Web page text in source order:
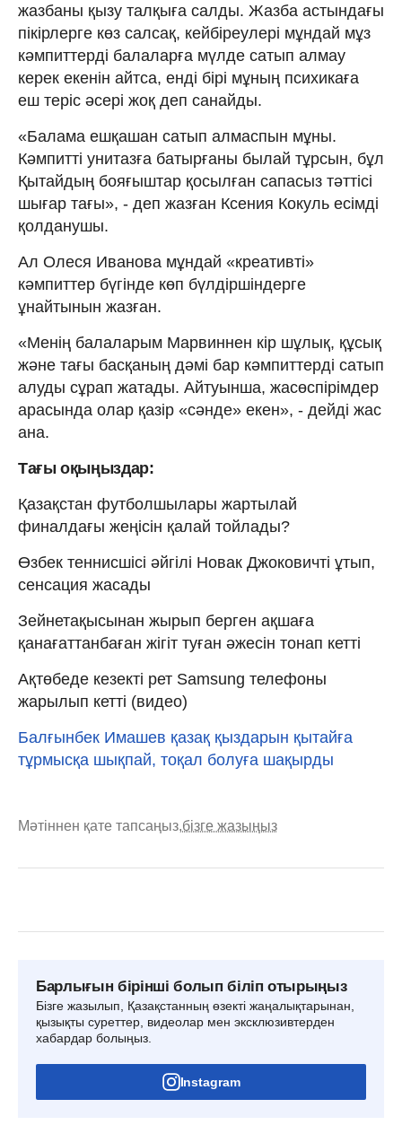
жазбаны қызу талқыға салды. Жазба астындағы
пікірлерге көз салсақ, кейбіреулері мұндай мұз
кәмпиттерді балаларға мүлде сатып алмау
керек екенін айтса, енді бірі мұның психикаға
еш теріс әсері жоқ деп санайды.
«Балама ешқашан сатып алмаспын мұны.
Кәмпитті унитазға батырғаны былай тұрсын, бұл
Қытайдың бояғыштар қосылған сапасыз тәттісі
шығар тағы», - деп жазған Ксения Кокуль есімді
қолданушы.
Ал Олеся Иванова мұндай «креативті»
кәмпиттер бүгінде көп бүлдіршіндерге
ұнайтынын жазған.
«Менің балаларым Марвиннен кір шұлық, құсық
және тағы басқаның дәмі бар кәмпиттерді сатып
алуды сұрап жатады. Айтуынша, жасөспірімдер
арасында олар қазір «сәнде» екен», - дейді жас
ана.
Тағы оқыңыздар:
Қазақстан футболшылары жартылай
финалдағы жеңісін қалай тойлады?
Өзбек теннисшісі әйгілі Новак Джоковичті ұтып,
сенсация жасады
Зейнетақысынан жырып берген ақшаға
қанағаттанбаған жігіт туған әжесін тонап кетті
Ақтөбеде кезекті рет Samsung телефоны
жарылып кетті (видео)
Балғынбек Имашев қазақ қыздарын қытайға
тұрмысқа шықпай, тоқал болуға шақырды
Мәтіннен қате тапсаңыз,бізге жазыңыз
Барлығын бірінші болып біліп отырыңыз
Бізге жазылып, Қазақстанның өзекті жаңалықтарынан,
қызықты суреттер, видеолар мен эксклюзивтерден
хабардар болыңыз.
Instagram